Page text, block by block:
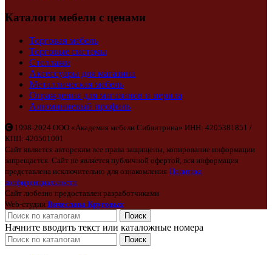
Каталоги мебели с ценами
Торговая мебель
Торговые системы
Стеллажи
Аксессуары для магазина
Металлическая мебель
Ограждения для магазинов и перила
Алюминиевый профиль
1998-2024 ООО «Академия мебели Сибвитрина» ИНН: 4205381851 /
КПП: 420501001
Сайт является авторским все права защищены, копирование информации
запрещается. Сайт не является публичной офертой, вся информация
представлена исключительно для ознакомления Политика
конфиденциальности
Сайт любезно предоставлен разработчиками
Web-студии Вячеслава Круговых
Поиск
Начните вводить текст или каталожные номера
Поиск